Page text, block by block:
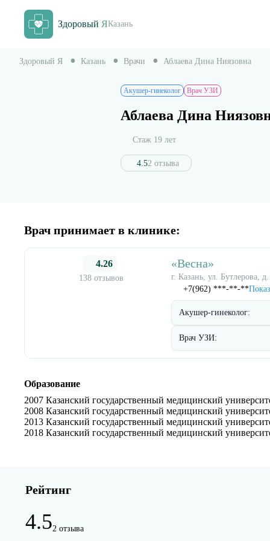
Здоровый ЯКазань
Здоровый Я Казань Врачи Аблаева Дина Ниязовна
Акушер-гинеколог Врач УЗИ
Аблаева Дина
Стаж 19 лет
4.52 отзыва
Врач принимает в клинике:
4.26
138 отзывов
«Весна»
г. Казань, ул. Бутлерова,
+7(962) ***-**-**
Акушер-гинеколог:
Врач УЗИ:
Образование
2007 Казанский государственный медицинский
2008 Казанский государственный медицинский
2013 Казанский государственный медицинский
2018 Казанский государственный медицинский
Рейтинг
4.52 отзыва